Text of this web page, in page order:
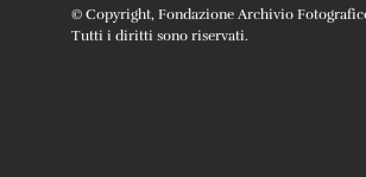
© Copyright, Fondazione Archivio
Tutti i diritti sono riservati.